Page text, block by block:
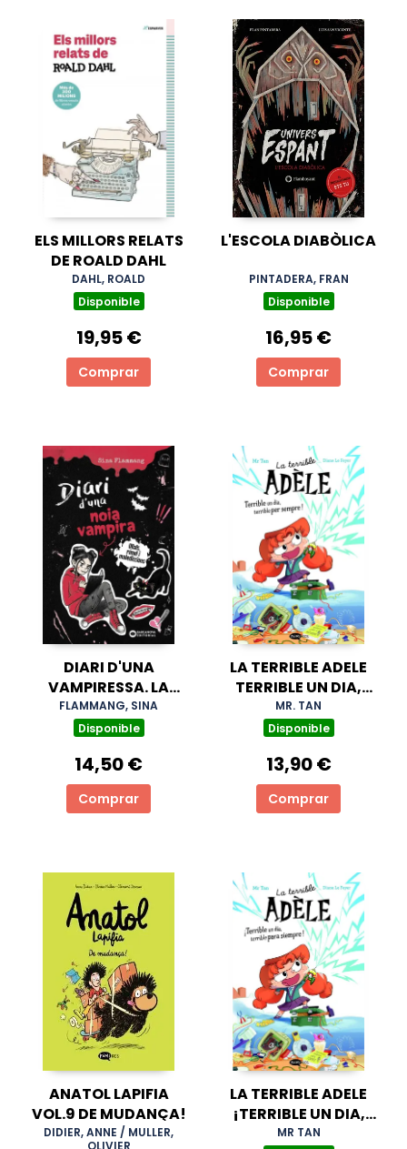
ELS MILLORS RELATS
DE ROALD DAHL
DAHL, ROALD
Disponible
19,95 €
Comprar
L'ESCOLA DIABÒLICA
PINTADERA, FRAN
Disponible
16,95 €
Comprar
DIARI D'UNA
VAMPIRESSA. LA
MEVA TERRIBLE
HISTORIA
FLAMMANG, SINA
Disponible
14,50 €
Comprar
LA TERRIBLE ADELE
TERRIBLE UN DIA,
TERRIBLE PER
SEMPRE! NOVELA 1
MR. TAN
Disponible
13,90 €
Comprar
ANATOL LAPIFIA
VOL.9 DE MUDANÇA!
DIDIER, ANNE / MULLER,
OLIVIER
LA TERRIBLE ADELE
¡TERRIBLE UN DIA,
TERRIBLE PARA
MR TAN